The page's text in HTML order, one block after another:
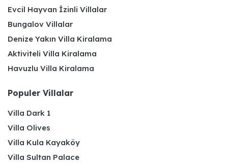
Evcil Hayvan İzinli Villalar
Bungalov Villalar
Denize Yakın Villa Kiralama
Aktiviteli Villa Kiralama
Havuzlu Villa Kiralama
Populer Villalar
Villa Dark 1
Villa Olives
Villa Kula Kayaköy
Villa Sultan Palace